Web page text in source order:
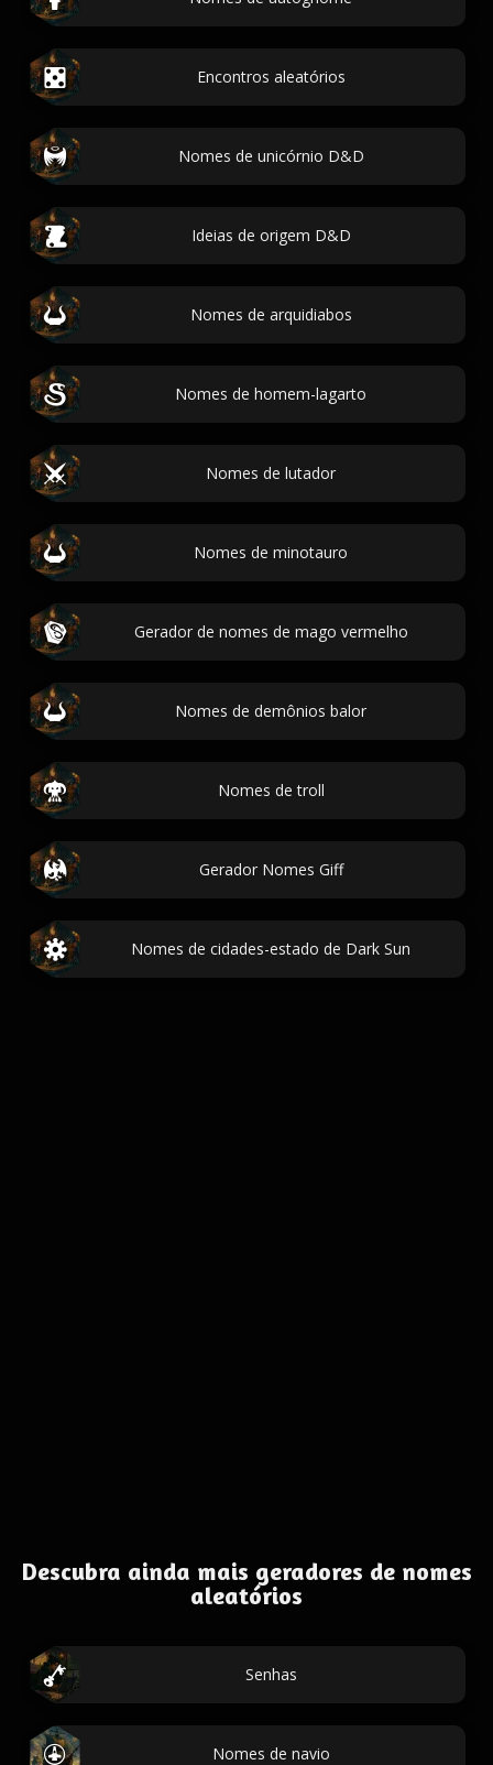
Encontros aleatórios
Nomes de unicórnio D&D
Ideias de origem D&D
Nomes de arquidiabos
Nomes de homem-lagarto
Nomes de lutador
Nomes de minotauro
Gerador de nomes de mago vermelho
Nomes de demônios balor
Nomes de troll
Gerador Nomes Giff
Nomes de cidades-estado de Dark Sun
Descubra ainda mais geradores de nomes
aleatórios
Senhas
Nomes de navio